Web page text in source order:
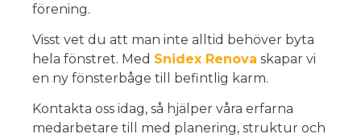
förening.
Visst vet du att man inte alltid behöver byta
hela fönstret. Med Snidex Renova skapar vi
en ny fönsterbåge till befintlig karm.
Kontakta oss idag, så hjälper våra erfarna
medarbetare till med planering, struktur och